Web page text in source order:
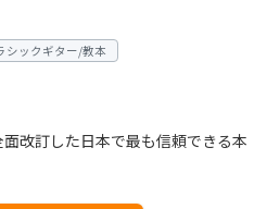
シックギター/教本
改訂した日本で最も信頼できる本